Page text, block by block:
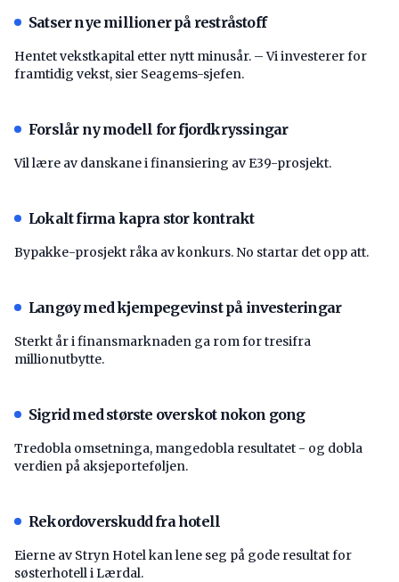
Satser nye millioner på restråstoff
Hentet vekstkapital etter nytt minusår. – Vi investerer for
framtidig vekst, sier Seagems-sjefen.
Forslår ny modell for fjordkryssingar
Vil lære av danskane i finansiering av E39-prosjekt.
Lokalt firma kapra stor kontrakt
Bypakke-prosjekt råka av konkurs. No startar det opp att.
Langøy med kjempegevinst på investeringar
Sterkt år i finansmarknaden ga rom for tresifra
millionutbytte.
Sigrid med største overskot nokon gong
Tredobla omsetninga, mangedobla resultatet - og dobla
verdien på aksjeporteføljen.
Rekordoverskudd fra hotell
Eierne av Stryn Hotel kan lene seg på gode resultat for
søsterhotell i Lærdal.